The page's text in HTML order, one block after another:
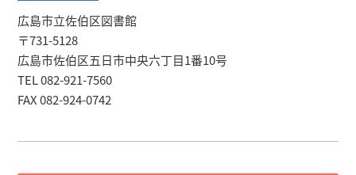
広島市立佐伯区図書館
〒731-5128
広島市佐伯区五日市中央六丁目1番10号
TEL 082-921-7560
FAX 082-924-0742